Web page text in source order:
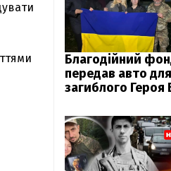
Благодійний
передав авто
загиблого